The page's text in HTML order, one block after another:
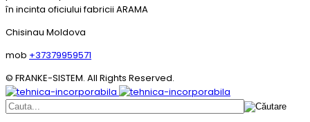
în incinta oficiului fabricii ARAMA
Chisinau Moldova
mob +37379959571
© FRANKE-SISTEM. All Rights Reserved.